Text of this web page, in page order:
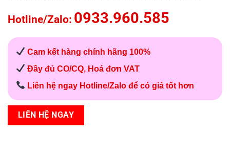
Hotline/Zalo: 0933.960.585
Cam kết hàng chính hãng 100%
Đầy đủ CO/CQ, Hoá đơn VAT
Liên hệ ngay Hotline/Zalo để có giá tốt hơn
LIÊN HỆ NGAY